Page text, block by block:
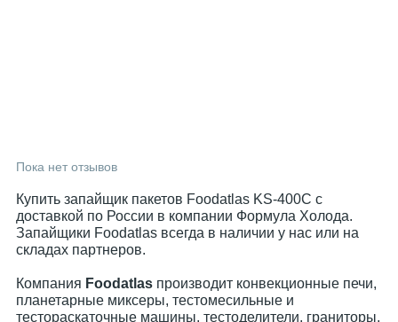
Пока нет отзывов
Купить запайщик пакетов Foodatlas KS-400C с
доставкой по России в компании Формула Холода.
Запайщики Foodatlas всегда в наличии у нас или на
складах партнеров.
Компания Foodatlas производит конвекционные печи,
планетарные миксеры, тестомесильные и
тестораскаточные машины, тестоделители, граниторы,